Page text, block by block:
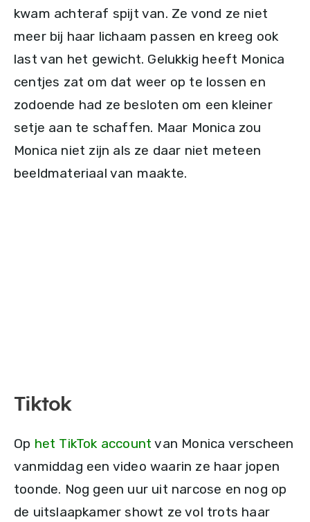
kwam achteraf spijt van. Ze vond ze niet
meer bij haar lichaam passen en kreeg ook
last van het gewicht. Gelukkig heeft Monica
centjes zat om dat weer op te lossen en
zodoende had ze besloten om een kleiner
setje aan te schaffen. Maar Monica zou
Monica niet zijn als ze daar niet meteen
beeldmateriaal van maakte.
Tiktok
Op het TikTok account van Monica verscheen
vanmiddag een video waarin ze haar jopen
toonde. Nog geen uur uit narcose en nog op
de uitslaapkamer showt ze vol trots haar